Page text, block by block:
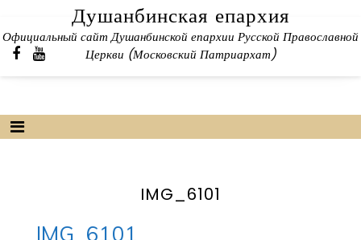
content
Душанбинская епархия
Официальный сайт Душанбинской епархии Русской Православной
Церкви (Московский Патриархат)
IMG_6101
IMG_6101